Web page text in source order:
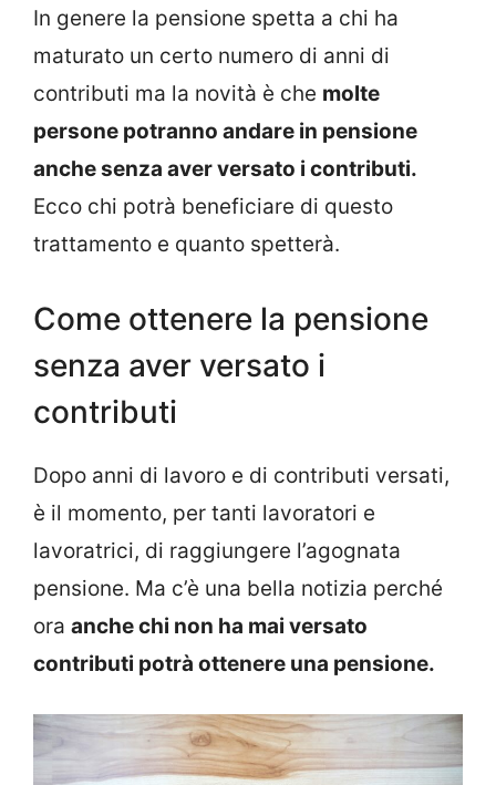
In genere la pensione spetta a chi ha
maturato un certo numero di anni di
contributi ma la novità è che molte
persone potranno andare in pensione
anche senza aver versato i contributi.
Ecco chi potrà beneficiare di questo
trattamento e quanto spetterà.
Come ottenere la pensione
senza aver versato i
contributi
Dopo anni di lavoro e di contributi versati,
è il momento, per tanti lavoratori e
lavoratrici, di raggiungere l’agognata
pensione. Ma c’è una bella notizia perché
ora anche chi non ha mai versato
contributi potrà ottenere una pensione.